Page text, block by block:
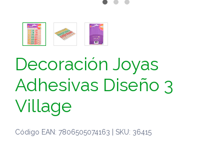
Decoración Joyas
Adhesivas Diseño 3
Village
Código EAN: 7806505074163 | SKU: 36415